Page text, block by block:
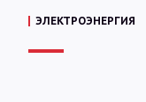
ЭЛЕКТРОЭНЕРГИЯ